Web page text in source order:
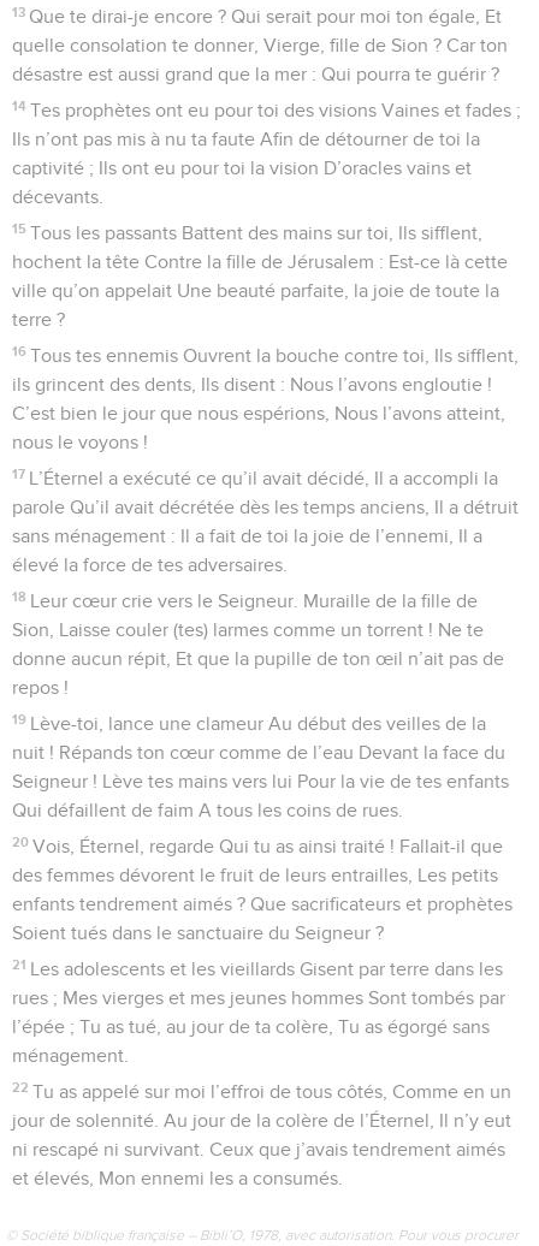
13 Que te dirai-je encore ? Qui serait pour moi ton égale, Et
quelle consolation te donner, Vierge, fille de Sion ? Car ton
désastre est aussi grand que la mer : Qui pourra te guérir ?
14 Tes prophètes ont eu pour toi des visions Vaines et fades ;
Ils n’ont pas mis à nu ta faute Afin de détourner de toi la
captivité ; Ils ont eu pour toi la vision D’oracles vains et
décevants.
15 Tous les passants Battent des mains sur toi, Ils sifflent,
hochent la tête Contre la fille de Jérusalem : Est-ce là cette
ville qu’on appelait Une beauté parfaite, la joie de toute la
terre ?
16 Tous tes ennemis Ouvrent la bouche contre toi, Ils sifflent,
ils grincent des dents, Ils disent : Nous l’avons engloutie !
C’est bien le jour que nous espérions, Nous l’avons atteint,
nous le voyons !
17 L’Éternel a exécuté ce qu’il avait décidé, Il a accompli la
parole Qu’il avait décrétée dès les temps anciens, Il a détruit
sans ménagement : Il a fait de toi la joie de l’ennemi, Il a
élevé la force de tes adversaires.
18 Leur cœur crie vers le Seigneur. Muraille de la fille de
Sion, Laisse couler (tes) larmes comme un torrent ! Ne te
donne aucun répit, Et que la pupille de ton œil n’ait pas de
repos !
19 Lève-toi, lance une clameur Au début des veilles de la
nuit ! Répands ton cœur comme de l’eau Devant la face du
Seigneur ! Lève tes mains vers lui Pour la vie de tes enfants
Qui défaillent de faim A tous les coins de rues.
20 Vois, Éternel, regarde Qui tu as ainsi traité ! Fallait-il que
des femmes dévorent le fruit de leurs entrailles, Les petits
enfants tendrement aimés ? Que sacrificateurs et prophètes
Soient tués dans le sanctuaire du Seigneur ?
21 Les adolescents et les vieillards Gisent par terre dans les
rues ; Mes vierges et mes jeunes hommes Sont tombés par
l’épée ; Tu as tué, au jour de ta colère, Tu as égorgé sans
ménagement.
22 Tu as appelé sur moi l’effroi de tous côtés, Comme en un
jour de solennité. Au jour de la colère de l’Éternel, Il n’y eut
ni rescapé ni survivant. Ceux que j’avais tendrement aimés
et élevés, Mon ennemi les a consumés.
© Société biblique française – Bibli’O, 1978, avec autorisation. Pour vous procurer